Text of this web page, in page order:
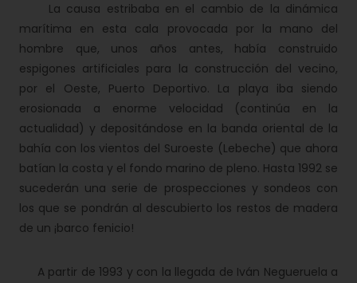
La causa estribaba en el cambio de la dinámica
marítima en esta cala provocada por la mano del
hombre que, unos años antes, había construido
espigones artificiales para la construcción del vecino,
por el Oeste, Puerto Deportivo. La playa iba siendo
erosionada a enorme velocidad (continúa en la
actualidad) y depositándose en la banda oriental de la
bahía con los vientos del Suroeste (Lebeche) que ahora
batían la costa y el fondo marino de pleno. Hasta 1992 se
sucederán una serie de prospecciones y sondeos con
los que se pondrán al descubierto los restos de madera
de un ¡barco fenicio!
A partir de 1993 y con la llegada de Iván Negueruela a